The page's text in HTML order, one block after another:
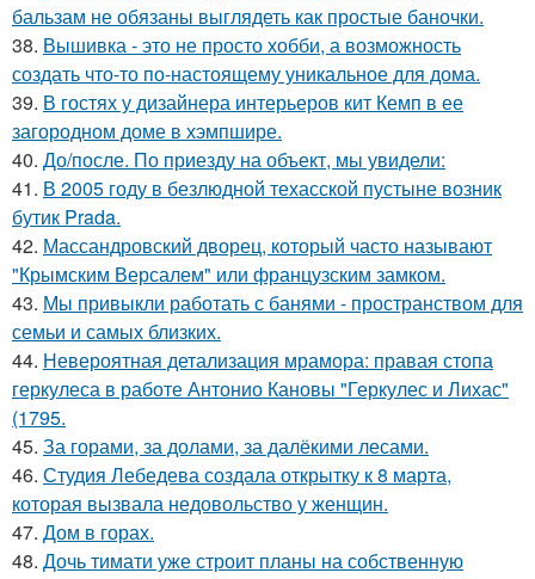
бальзам не обязаны выглядеть как простые баночки.
38. Вышивка - это не просто хобби, а возможность
создать что-то по-настоящему уникальное для дома.
39. В гостях у дизайнера интерьеров кит Кемп в ее
загородном доме в хэмпшире.
40. До/после. По приезду на объект, мы увидели:
41. В 2005 году в безлюдной техасской пустыне возник
бутик Prada.
42. Массандровский дворец, который часто называют
"Крымским Версалем" или французским замком.
43. Мы привыкли работать с банями - пространством для
семьи и самых близких.
44. Невероятная детализация мрамора: правая стопа
геркулеса в работе Антонио Кановы "Геркулес и Лихас"
(1795.
45. За горами, за долами, за далёкими лесами.
46. Студия Лебедева создала открытку к 8 марта,
которая вызвала недовольство у женщин.
47. Дом в горах.
48. Дочь тимати уже строит планы на собственную